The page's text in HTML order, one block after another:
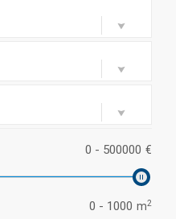
€
0 - 500000
m2
0 - 1000